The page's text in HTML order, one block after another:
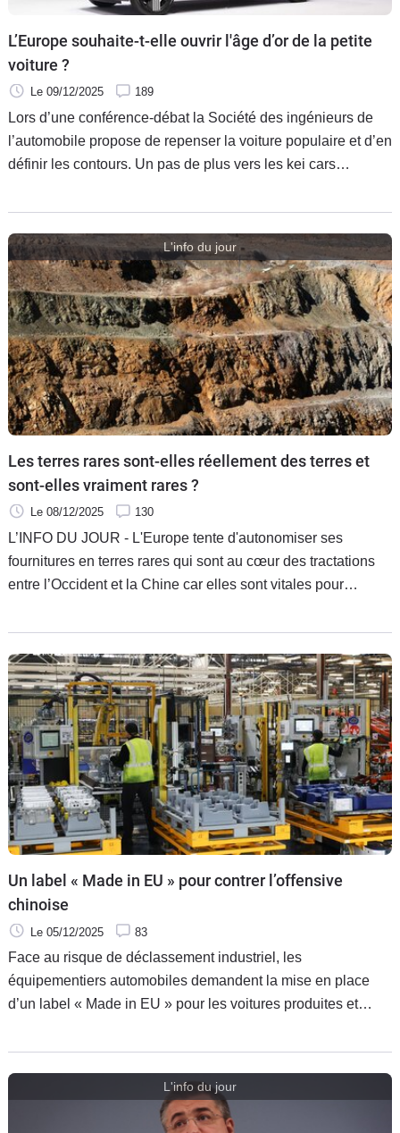
Auto
Services
Forum
L’Europe souhaite-t-elle ouvrir l'âge d’or de la petite
voiture ?
Le 09/12/2025 189
Lors d’une conférence-débat la Société des ingénieurs de
l’automobile propose de repenser la voiture populaire et d’en
définir les contours. Un pas de plus vers les kei cars
L'info du jour
Les terres rares sont-elles réellement des terres et
sont-elles vraiment rares ?
Le 08/12/2025 130
L’INFO DU JOUR - L'Europe tente d'autonomiser ses
fournitures en terres rares qui sont au cœur des tractations
entre l’Occident et la Chine car elles sont vitales pour
ces terres ont de si rare, et pourquoi un tel bras de fer entre
l’empire du Milieu et le reste de la planète ?
Un label « Made in EU » pour contrer l’offensive
chinoise
Le 05/12/2025 83
Face au risque de déclassement industriel, les
équipementiers automobiles demandent la mise en place
d’un label « Made in EU » pour les voitures produites et
L'info du jour